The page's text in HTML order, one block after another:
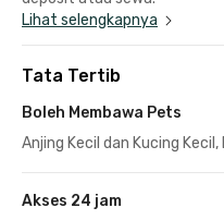
Lihat selengkapnya
Tata Tertib
Boleh Membawa Pets
Anjing Kecil dan Kucing
Akses 24 jam